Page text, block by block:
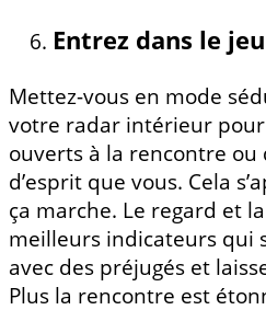
Entrez dans le
Mettez-vous en mode
votre radar intérieur
ouverts à la rencontre
d’esprit que vous. Cela
ça marche. Le regard et
meilleurs indicateurs qui
avec des préjugés et
Plus la rencontre est